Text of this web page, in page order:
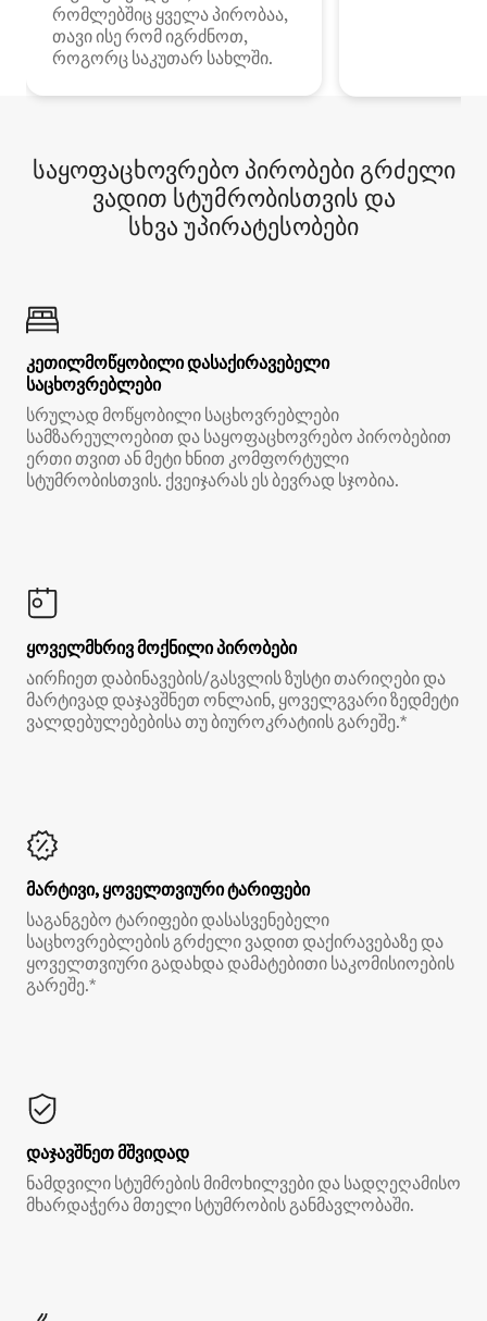
რომლებშიც ყველა პირობაა,
თავი ისე რომ იგრძნოთ,
როგორც საკუთარ სახლში.
საყოფაცხოვრებო პირობები გრძელი
ვადით სტუმრობისთვის და
სხვა უპირატესობები
კეთილმოწყობილი დასაქირავებელი
საცხოვრებლები
სრულად მოწყობილი საცხოვრებლები
სამზარეულოებით და საყოფაცხოვრებო პირობებით
ერთი თვით ან მეტი ხნით კომფორტული
სტუმრობისთვის. ქვეიჯარას ეს ბევრად სჯობია.
ყოველმხრივ მოქნილი პირობები
აირჩიეთ დაბინავების/გასვლის ზუსტი თარიღები და
მარტივად დაჯავშნეთ ონლაინ, ყოველგვარი ზედმეტი
ვალდებულებებისა თუ ბიუროკრატიის გარეშე.*
მარტივი, ყოველთვიური ტარიფები
საგანგებო ტარიფები დასასვენებელი
საცხოვრებლების გრძელი ვადით დაქირავებაზე და
ყოველთვიური გადახდა დამატებითი საკომისიოების
გარეშე.*
დაჯავშნეთ მშვიდად
ნამდვილი სტუმრების მიმოხილვები და სადღეღამისო
მხარდაჭერა მთელი სტუმრობის განმავლობაში.